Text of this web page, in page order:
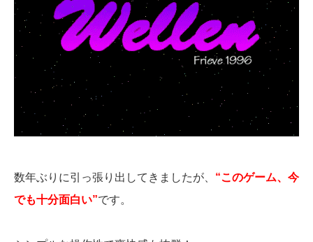
数年ぶりに引っ張り出してきましたが、 “このゲーム、今
でも十分面白い”です。